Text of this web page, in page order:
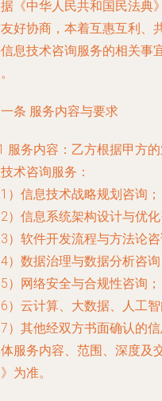
《中华人民共和国民法典
好协商，本着互惠互利、
息技术咨询服务的相关事
条 服务内容与要求
服务内容：乙方根据甲方
术咨询服务：
）信息技术战略规划咨询；
）信息系统架构设计与优化
）软件开发流程与方法论咨
）数据治理与数据分析咨询
）网络安全与合规性咨询；
）云计算、大数据、人工
）其他经双方书面确认的信
服务内容、范围、深度及
为准。